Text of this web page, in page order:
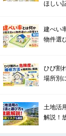
ほしい
建ぺい
物件選
ひび割
場所別
土地活
解説！